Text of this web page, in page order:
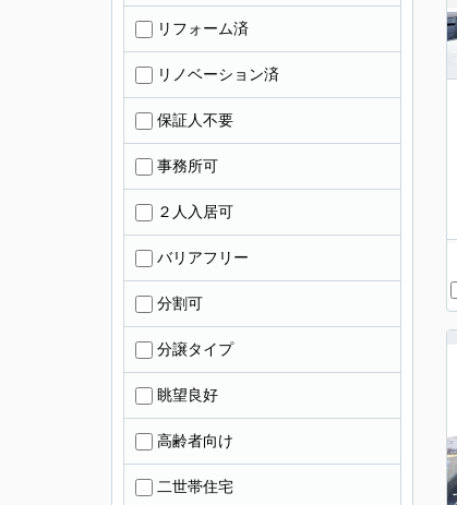
リフォーム済
リノベーション済
保証人不要
事務所可
２人入居可
バリアフリー
分割可
分譲タイプ
眺望良好
高齢者向け
二世帯住宅